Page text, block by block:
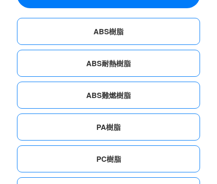
ABS樹脂
ABS耐熱樹脂
ABS難燃樹脂
PA樹脂
PC樹脂